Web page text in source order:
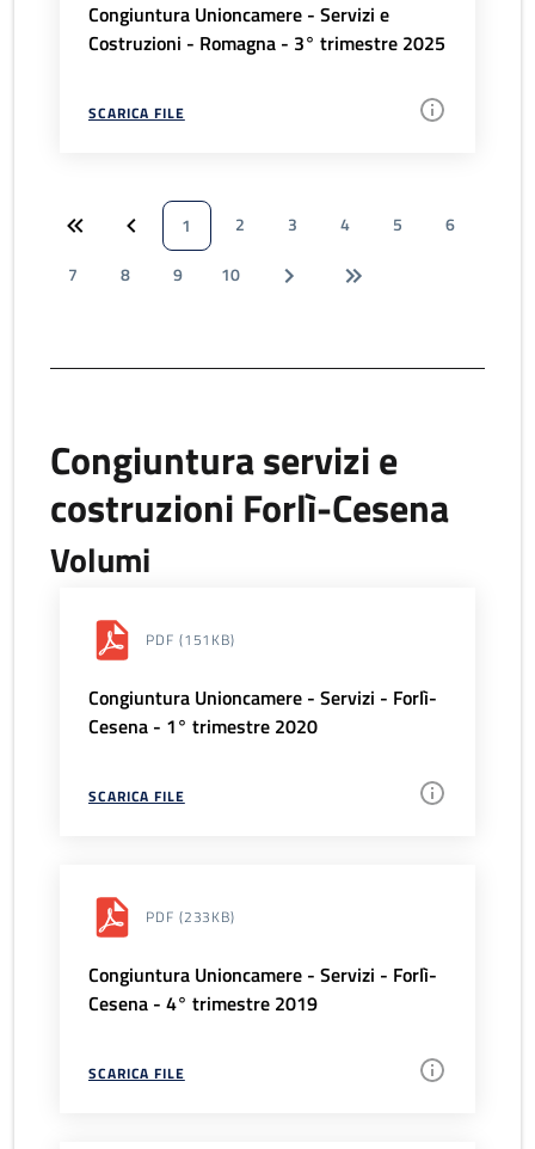
Congiuntura Unioncamere - Servizi e
Costruzioni - Romagna - 3° trimestre 2025
SCARICA FILE
1 2 3 4 5
6
7
8 9 10
Congiuntura servizi e
costruzioni Forlì-Cesena
Volumi
PDF (151KB)
Congiuntura Unioncamere - Servizi - Forlì-
Cesena - 1° trimestre 2020
SCARICA FILE
PDF (233KB)
Congiuntura Unioncamere - Servizi - Forlì-
Cesena - 4° trimestre 2019
SCARICA FILE